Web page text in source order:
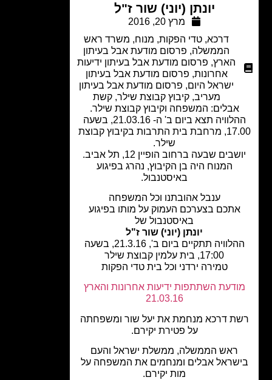
יונתן (יוני) שור ז"ל
מרץ 20, 2016
טדי הפקות, מנוח,משרד ראש
הממשלה,פרסום מודעת אבל בעיתון
הארץ,
פרסום מודעת אבל בעיתון ידיעות
אחרונות,פרסום מודעת אבל בעיתון
ישראל היום,פרסום מודעת אבל בעיתון
קיבוץ קבוצת שילר,קשת
אבלים: המשפחה וקיבוץ קבוצת שילר.
ההלוויה תצא ביום ב' ה- 21.03.16, בשעה
17.00, מרחבת בית התרבות בקיבוץ קבוצת
שבעה ברחוב הופיין 12, תל אביב.
המנוח היה בן הקיבוץ, נהרג בפיגוע
באיסטנבול.
ענבל אהובתנו וכל המשפחה
אתכם בצערכם העמוק על מותו בפיגוע
באיסטנבול של
יונתן (יוני) שור ז"ל
ההלוויה תתקיים ביום ב', 21.3.16, בשעה
טמירה ירדני וכל בית טדי הפקות
השתתפות ידיעות אחרונות והארץ
21.03.16
דרכא מנחמת את יעל שור ומשפחתה
על פטירת יקירם.
ראש הממשלה, ממשלת ישראל והעם
אבלים ומנחמים את המשפחה על
מות יקירם.